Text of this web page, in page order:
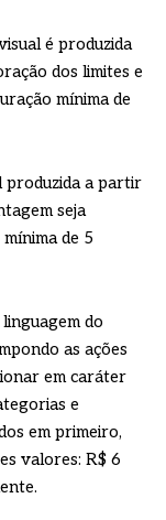
é produzida
dos limites e
mínima de
produzida a partir
seja
de 5
do
as ações
em caráter
e
em primeiro,
valores: R$ 6